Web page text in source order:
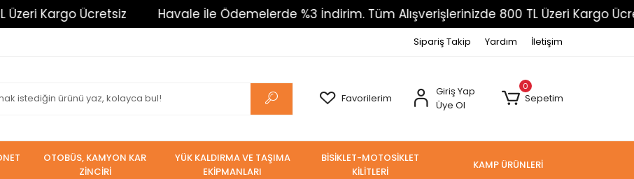
Ücretsiz Havale İle Ödemelerde %3 İndirim. Tüm Alışverişlerinizde 800 TL Üzeri Kargo Ücretsiz
Sipariş Takip Yardım İletişim
Favorilerim
Giriş Yap
Üye Ol
0
Sepetim
OTOBÜS, KAMYON KAR
ZİNCİRİ
YÜK KALDIRMA VE TAŞIMA
EKİPMANLARI
BİSİKLET-MOTOSİKLET
KİLİTLERİ
KAMP ÜRÜNLERİ